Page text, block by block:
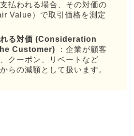
払われる場合、その対価の
Value）で取引価格を測定
れる対価 (Consideration
Customer) ：企業が顧客
クーポン、リベートなど
らの減額として扱います。